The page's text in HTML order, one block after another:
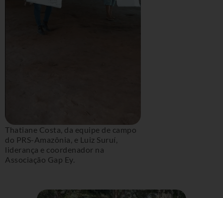
Thatiane Costa, da equipe de campo
do PRS-Amazônia, e Luiz Suruí,
liderança e coordenador na
Associação Gap Ey.